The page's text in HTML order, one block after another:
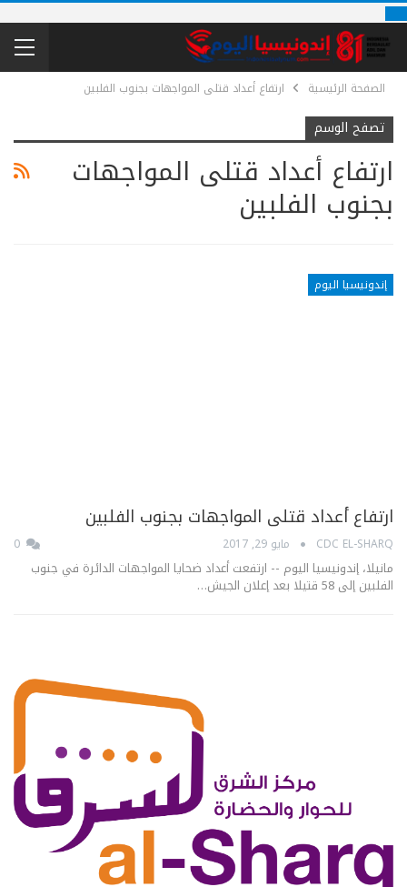
الصفحة الرئيسية ارتفاع أعداد قتلى المواجهات بجنوب الفلبين
تصفح الوسم
ارتفاع أعداد قتلى المواجهات
بجنوب الفلبين
إندونيسيا اليوم
ارتفاع أعداد قتلى المواجهات بجنوب الفلبين
CDC EL-SHARQ مايو 29, 2017
مانيلا، إندونيسيا اليوم -- ارتفعت أعداد ضحايا المواجهات الدائرة في جنوب
الفلبين إلى 58 قتيلا بعد إعلان الجيش…